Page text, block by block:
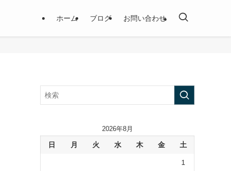
ホーム ブログ お問い合わせ
2026年8月
日 月 火 水 木 金 土
1